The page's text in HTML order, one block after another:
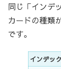
同じ「インデ
カードの種類
です。
インデッ